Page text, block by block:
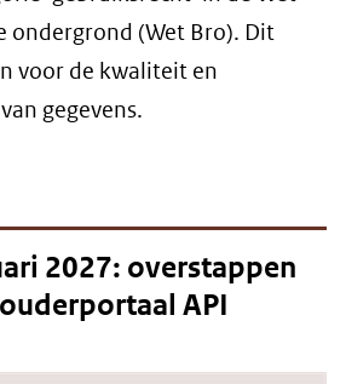
ondergrond (Wet Bro). Dit
voor de kwaliteit en
gegevens.
2027: overstappen
API